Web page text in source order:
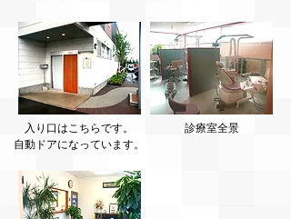
入り口はこちらです。
自動ドアになっています。
診療室全景